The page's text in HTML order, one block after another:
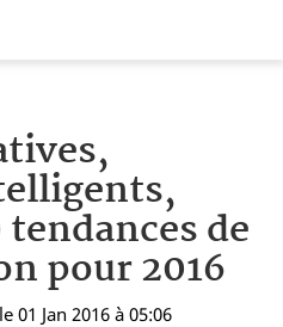
de
pour 2016
01 Jan 2016 à 05:06